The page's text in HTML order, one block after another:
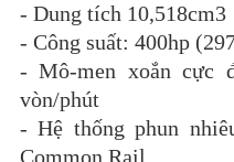
- Dung tích 10,518cm3
- Công suất: 400hp
- Mô-men xoắn cực
vòn/phút
- Hệ thống phun
Common Rail